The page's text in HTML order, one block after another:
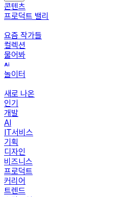
콘텐츠
프로덕트 밸리
요즘 작가들
컬렉션
물어봐
놀이터
새로 나온
인기
개발
AI
IT서비스
기획
디자인
비즈니스
프로덕트
커리어
트렌드